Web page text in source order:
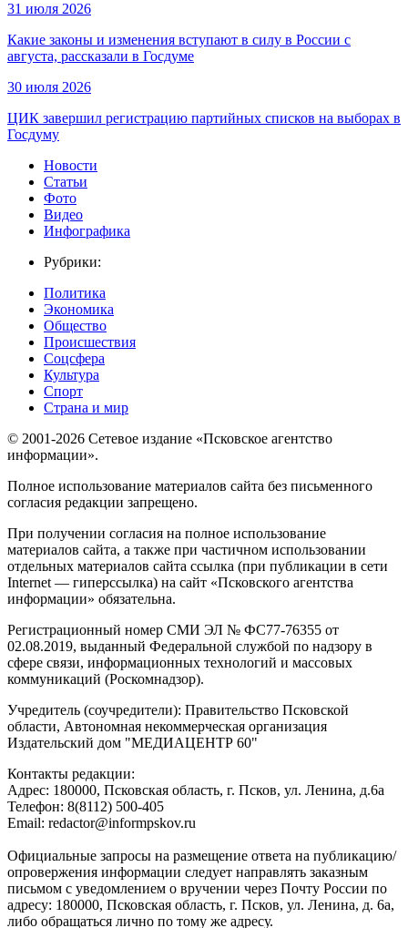
31 июля 2026
Какие законы и изменения вступают в силу в России с
августа, рассказали в Госдуме
30 июля 2026
ЦИК завершил регистрацию партийных списков на выборах в
Госдуму
Новости
Статьи
Фото
Видео
Инфографика
Рубрики:
Политика
Экономика
Общество
Происшествия
Соцсфера
Культура
Спорт
Страна и мир
© 2001-2026 Сетевое издание «Псковское агентство
информации».
Полное использование материалов сайта без письменного
согласия редакции запрещено.
При получении согласия на полное использование
материалов сайта, а также при частичном использовании
отдельных материалов сайта ссылка (при публикации в сети
Internet — гиперссылка) на сайт «Псковского агентства
информации» обязательна.
Регистрационный номер СМИ ЭЛ № ФС77-76355 от
02.08.2019, выданный Федеральной службой по надзору в
сфере связи, информационных технологий и массовых
коммуникаций (Роскомнадзор).
Учредитель (соучредители): Правительство Псковской
области, Автономная некоммерческая организация
Издательский дом "МЕДИАЦЕНТР 60"
Контакты редакции:
Адреc: 180000, Псковская область, г. Псков, ул. Ленина, д.6а
Телефон: 8(8112) 500-405
Email: redactor@informpskov.ru
Официальные запросы на размещение ответа на публикацию/
опровержения информации следует направлять заказным
письмом с уведомлением о вручении через Почту России по
адресу: 180000, Псковская область, г. Псков, ул. Ленина, д. 6а,
либо обращаться лично по тому же адресу.